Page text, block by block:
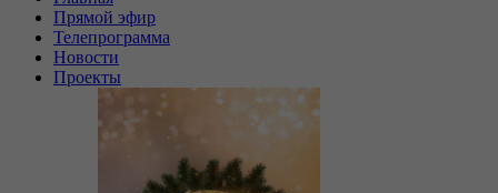
Прямой эфир
Телепрограмма
Новости
Проекты